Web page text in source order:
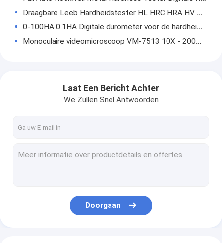
Klimaattestkamers
Metallografische analysemachines
Draagbare Leeb Hardheidstester HL HRC HRA HV HB HS HRB Hardheidstester
0-100HA 0.1HA Digitale durometer voor de hardheid van de kust SI-200-serie CE goedgekeurd
Monoculaire videomicroscoop VM-7513 10X - 200X Zoommicroscoop voor sieradenklokken
Elektronisch Rockwell hardheidstester 0,5 hr resolutie DigiRock MR2
Handmatige Rockwell Hardheidstestapparatuur Rockwell C Rockwell B Hardheidstester
Draagbare gemotoriseerde ultrasone hardheidstestmachine SU-410D
Computergestuurde servo-trekvastheid-compressietestmachine ST-1176G CE / ROHS goedgekeurd
Kleine universele testmachines Tensile compressie testmachine ST-1162
Halfautomatische intelligente Brinell hardheidstester 0,6 mm - 1,5 mm meetbereik
Laat Een Bericht Achter
We Zullen Snel Antwoorden
Doorgaan